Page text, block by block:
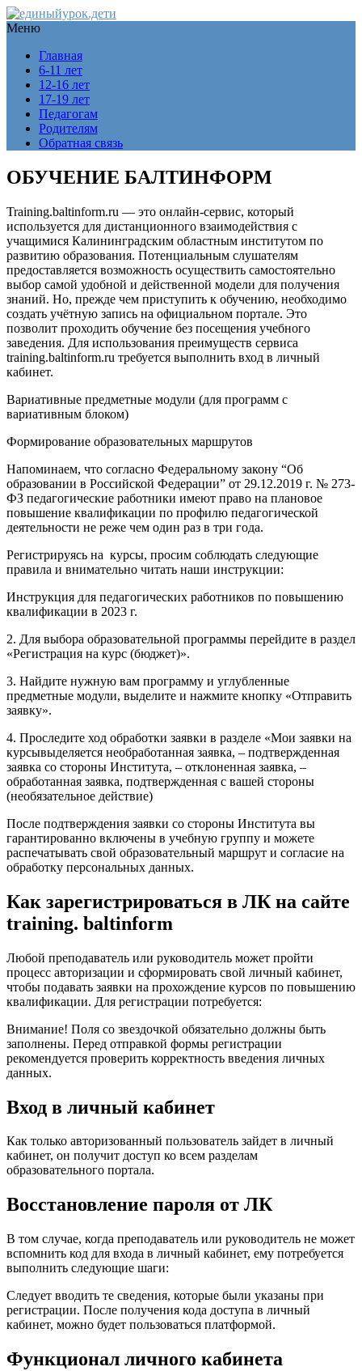
Меню
Главная
6-11 лет
12-16 лет
17-19 лет
Педагогам
Родителям
Обратная связь
ОБУЧЕНИЕ БАЛТИНФОРМ
Training.baltinform.ru — это онлайн-сервис, который
используется для дистанционного взаимодействия с
учащимися Калининградским областным институтом по
развитию образования. Потенциальным слушателям
предоставляется возможность осуществить самостоятельно
выбор самой удобной и действенной модели для получения
знаний. Но, прежде чем приступить к обучению, необходимо
создать учётную запись на официальном портале. Это
позволит проходить обучение без посещения учебного
заведения. Для использования преимуществ сервиса
training.baltinform.ru требуется выполнить вход в личный
кабинет.
Вариативные предметные модули (для программ с
вариативным блоком)
Формирование образовательных маршрутов
Напоминаем, что согласно Федеральному закону “Об
образовании в Российской Федерации” от 29.12.2019 г. № 273-
ФЗ педагогические работники имеют право на плановое
повышение квалификации по профилю педагогической
деятельности не реже чем один раз в три года.
Регистрируясь на курсы, просим соблюдать следующие
правила и внимательно читать наши инструкции:
Инструкция для педагогических работников по повышению
квалификации в 2023 г.
2. Для выбора образовательной программы перейдите в раздел
«Регистрация на курс (бюджет)».
3. Найдите нужную вам программу и углубленные
предметные модули, выделите и нажмите кнопку «Отправить
заявку».
4. Проследите ход обработки заявки в разделе «Мои заявки на
курсывыделяется необработанная заявка, – подтвержденная
заявка со стороны Института, – отклоненная заявка, –
обработанная заявка, подтвержденная с вашей стороны
(необязательное действие)
После подтверждения заявки со стороны Института вы
гарантированно включены в учебную группу и можете
распечатывать свой образовательный маршрут и согласие на
обработку персональных данных.
Как зарегистрироваться в ЛК на сайте
training. baltinform
Любой преподаватель или руководитель может пройти
процесс авторизации и сформировать свой личный кабинет,
чтобы подавать заявки на прохождение курсов по повышению
квалификации. Для регистрации потребуется:
Внимание! Поля со звездочкой обязательно должны быть
заполнены. Перед отправкой формы регистрации
рекомендуется проверить корректность введения личных
данных.
Вход в личный кабинет
Как только авторизованный пользователь зайдет в личный
кабинет, он получит доступ ко всем разделам
образовательного портала.
Восстановление пароля от ЛК
В том случае, когда преподаватель или руководитель не может
вспомнить код для входа в личный кабинет, ему потребуется
выполнить следующие шаги:
Следует вводить те сведения, которые были указаны при
регистрации. После получения кода доступа в личный
кабинет, можно будет пользоваться платформой.
Функционал личного кабинета